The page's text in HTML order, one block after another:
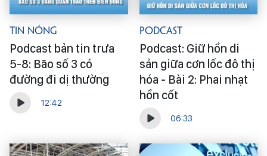
Tin Nóng
Podcast bản tin trưa
5-8: Bão số 3 có
đường đi dị thường
12:42
Podcast
Podcast: Giữ hồn di
sản giữa cơn lốc đô thị
hóa - Bài 2: Phai nhạt
hồn cốt
06:33